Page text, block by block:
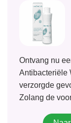
Ontvang nu
Antibacteriële
verzorgde
Zolang de